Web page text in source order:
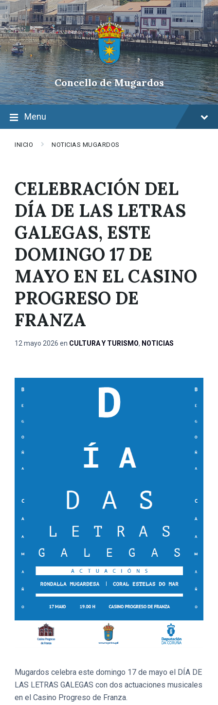
Skip
to
content
Skip
to
main
navigation
Skip
to
footer
Concello de Mugardos
Menu
INICIO NOTICIAS MUGARDOS
CELEBRACIÓN DEL
DÍA DE LAS LETRAS
GALEGAS, ESTE
DOMINGO 17 DE
MAYO EN EL CASINO
PROGRESO DE
FRANZA
12 mayo 2026 en CULTURA Y TURISMO, NOTICIAS
Mugardos celebra este domingo 17 de mayo el DÍA DE
LAS LETRAS GALEGAS con dos actuaciones musicales
en el Casino Progreso de Franza.